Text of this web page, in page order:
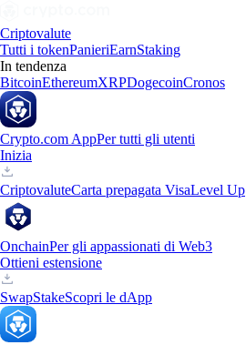
Criptovalute
Tutti i tokenPanieriEarnStaking
In tendenza
BitcoinEthereumXRPDogecoinCronos
Crypto.com AppPer tutti gli utenti
Inizia
CriptovaluteCarta prepagata VisaLevel Up
OnchainPer gli appassionati di Web3
Ottieni estensione
SwapStakeScopri le dApp